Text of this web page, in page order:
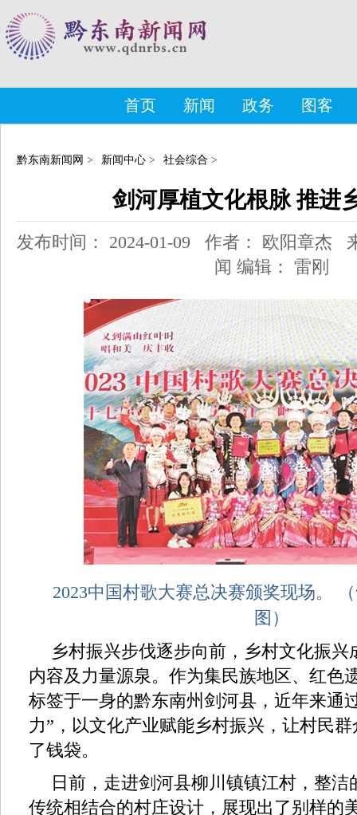
首页 新闻 政务 图客
黔东南新闻网 > 新闻中心 > 社会综合 >
剑河厚植文化根脉 推进
发布时间： 2024-01-09 作者： 欧阳章杰
闻 编辑： 雷刚
2023中国村歌大赛总决赛颁奖现场。
图）
乡村振兴步伐逐步向前，乡村文化振兴
内容及力量源泉。作为集民族地区、红色
标签于一身的黔东南州剑河县，近年来通
力”，以文化产业赋能乡村振兴，让村民
了钱袋。
日前，走进剑河县柳川镇镇江村，整洁
传统相结合的村庄设计，展现出了别样的